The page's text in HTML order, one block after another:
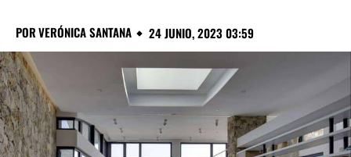
PORVERÓNICA SANTANA 24 JUNIO, 2023 03:59